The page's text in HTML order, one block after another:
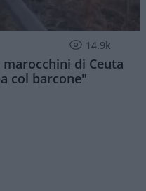
14.9k
di Ceuta
col barcone"